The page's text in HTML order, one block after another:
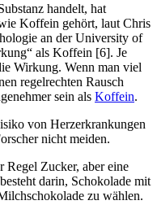
handelt, hat
Koffein gehört, laut Chris
an der University of
als Koffein [6]. Je
Wirkung. Wenn man viel
regelrechten Rausch
sein als Koffein.
von Herzerkrankungen
nicht meiden.
Regel Zucker, aber eine
darin, Schokolade mit
zu wählen.